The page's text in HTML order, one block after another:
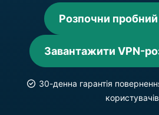
Розпочни пробний
Завантажити VPN-
30-денна гарантія
користувачів